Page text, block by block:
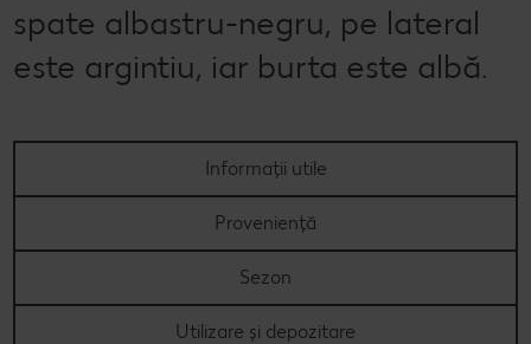
Click & Reserve
spate albastru-negru, pe lateral
este argintiu, iar burta este albă.
Informații utile
Proveniență
Sezon
Utilizare și depozitare